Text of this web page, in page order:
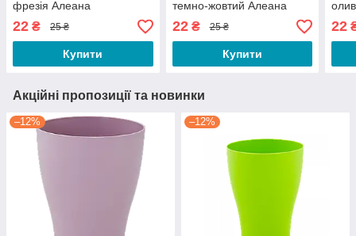
фрезія Алеана
22 ₴ 25 ₴
Купити
темно-жовтий Алеана
22₴ 25 ₴
Купити
22
Акційні пропозиції та новинки
–12% –12%